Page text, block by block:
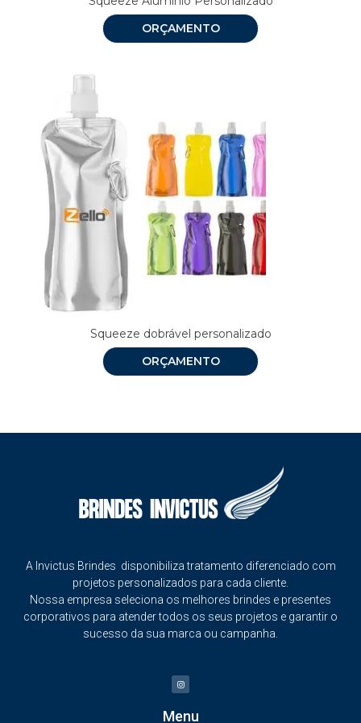
ORÇAMENTO
Squeeze dobrável personalizado
ORÇAMENTO
A Invictus Brindes disponibiliza tratamento diferenciado com
projetos personalizados para cada cliente.
Nossa empresa seleciona os melhores brindes e presentes
corporativos para atender todos os seus projetos e garantir o
sucesso da sua marca ou campanha.
Menu